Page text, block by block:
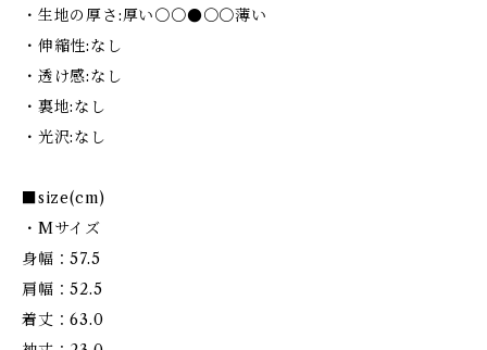
・生地の厚さ:厚い〇〇●〇〇薄い
・伸縮性:なし
・透け感:なし
・裏地:なし
・光沢:なし
■size(cm)
・Mサイズ
身幅：57.5
肩幅：52.5
着丈：63.0